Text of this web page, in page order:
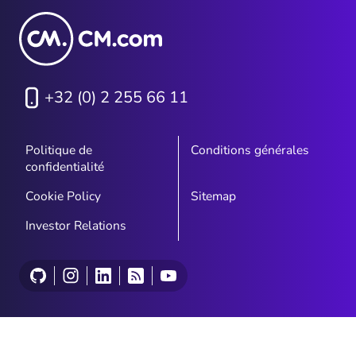
+32 (0) 2 255 66 11
Politique de
confidentialité
Conditions générales
Cookie Policy
Sitemap
Investor Relations